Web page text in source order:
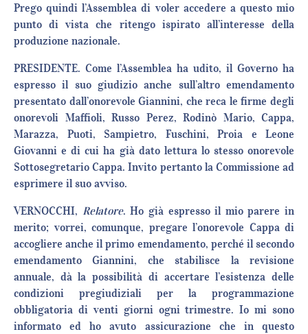
Prego quindi l’Assemblea di voler accedere a questo mio
punto di vista che ritengo ispirato all’interesse della
produzione nazionale.
PRESIDENTE. Come l’Assemblea ha udito, il Governo ha
espresso il suo giudizio anche sull’altro emendamento
presentato dall’onorevole Giannini, che reca le firme degli
onorevoli Maffioli, Russo Perez, Rodinò Mario, Cappa,
Marazza, Puoti, Sampietro, Fuschini, Proia e Leone
Giovanni e di cui ha già dato lettura lo stesso onorevole
Sottosegretario Cappa. Invito pertanto la Commissione ad
esprimere il suo avviso.
VERNOCCHI, Relatore. Ho già espresso il mio parere in
merito; vorrei, comunque, pregare l’onorevole Cappa di
accogliere anche il primo emendamento, perché il secondo
emendamento Giannini, che stabilisce la revisione
annuale, dà la possibilità di accertare l’esistenza delle
condizioni pregiudiziali per la programmazione
obbligatoria di venti giorni ogni trimestre. Io mi sono
informato ed ho avuto assicurazione che in questo